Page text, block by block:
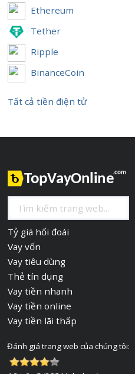
Ethereum
Tether
Ripple
BinanceCoin
Tất cả tiền điện tử
Tỷ giá hối đoái
Vay vốn
Vay tiêu dùng
Thẻ tín dụng
Vay tiền nhanh
Vay tiền online
Vay tiền lãi thấp
Đánh giá trang web của chúng tôi: